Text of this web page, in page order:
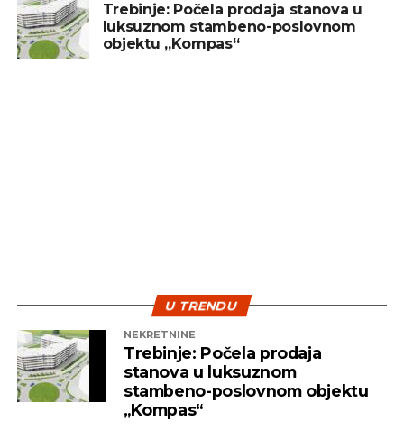
Trebinje: Počela prodaja stanova u
luksuznom stambeno-poslovnom
objektu „Kompas“
U TRENDU
NEKRETNINE
Trebinje: Počela prodaja
stanova u luksuznom
stambeno-poslovnom objektu
„Kompas“